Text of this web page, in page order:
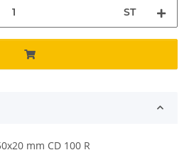
ST
mm CD 100 R